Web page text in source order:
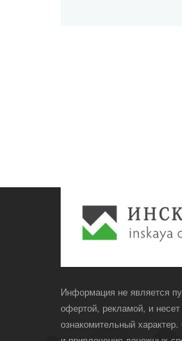
Информация не является
офертой, рекламой, и
ознакомительный